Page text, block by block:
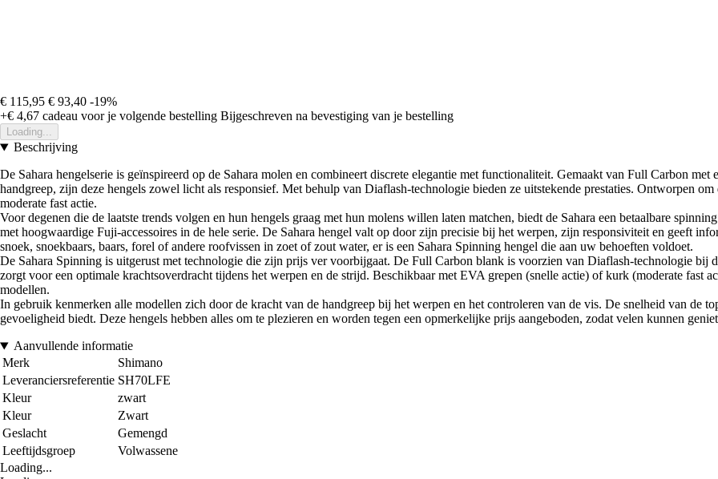
€ 115,95 € 93,40 -19%
+€ 4,67 cadeau voor je volgende bestelling Bijgeschreven na bevestiging van je bestelling
Loading...
Beschrijving
De Sahara hengelserie is geïnspireerd op de Sahara molen en combineert discrete elegantie met functionaliteit. Gemaakt van Full Carbon
handgreep, zijn deze hengels zowel licht als responsief. Met behulp van Diaflash-technologie bieden ze uitstekende prestaties. Ontworpen
moderate fast actie.
Voor degenen die de laatste trends volgen en hun hengels graag met hun molens willen laten matchen, biedt de Sahara een betaalbare
met hoogwaardige Fuji-accessoires in de hele serie. De Sahara hengel valt op door zijn precisie bij het werpen, zijn responsiviteit en geeft
snoek, snoekbaars, baars, forel of andere roofvissen in zoet of zout water, er is een Sahara Spinning hengel die aan uw behoeften voldoet.
De Sahara Spinning is uitgerust met technologie die zijn prijs ver voorbijgaat. De Full Carbon blank is voorzien van Diaflash-technologie bij
zorgt voor een optimale krachtsoverdracht tijdens het werpen en de strijd. Beschikbaar met EVA grepen (snelle actie) of kurk (moderate
modellen.
In gebruik kenmerken alle modellen zich door de kracht van de handgreep bij het werpen en het controleren van de vis. De snelheid van de
gevoeligheid biedt. Deze hengels hebben alles om te plezieren en worden tegen een opmerkelijke prijs aangeboden, zodat velen kunnen
Aanvullende informatie
Merk
Shimano
Leveranciersreferentie SH70LFE
Kleur
zwart
Kleur
Zwart
Geslacht
Gemengd
Leeftijdsgroep
Volwassene
Loading...